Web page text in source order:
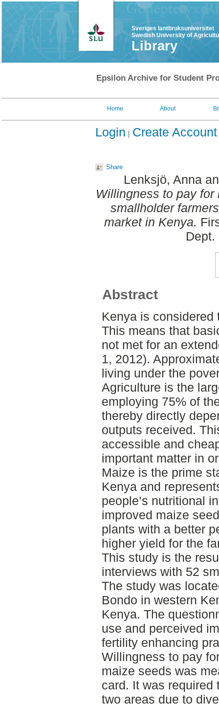
Sveriges lantbruksuniversitet
Swedish University of
Library
Epsilon Archive for Student
Home About
Login Create Account
Share
Lenksjö, Anna
Willingness to pay
smallholder
market in Kenya.
Abstract
Kenya is considered
This means that
not met for an
1, 2012).
living under the
Agriculture is the
employing 75% of
thereby directly
outputs received.
accessible and
important matter in
Maize is the prime
Kenya and
people’s nutritional
improved maize
plants with a better
higher yield for the
This study is the
interviews with 52
The study was
Bondo in western
Kenya. The
use and perceived
fertility enhancing
Willingness to pay
maize seeds was
card. It was required
two areas due to